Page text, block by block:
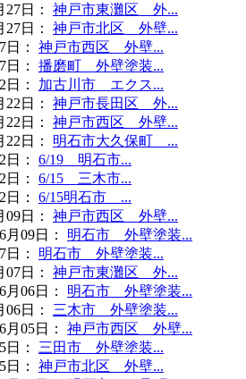
27日 ：
神戸市東灘区 外...
27日 ：
神戸市北区 外壁...
日 ：
神戸市西区 外壁...
日 ：
播磨町 外壁塗装...
日 ：
加古川市 エクス...
22日 ：
神戸市長田区 外...
22日 ：
神戸市西区 外壁...
22日 ：
明石市大久保町 ...
日 ：
6/19 明石市...
日 ：
6/15 三木市...
日 ：
6/15明石市 ...
09日 ：
神戸市西区 外壁...
月09日 ：
明石市 外壁塗装...
日 ：
明石市 外壁塗装...
07日 ：
神戸市東灘区 外...
月06日 ：
明石市 外壁塗装...
06日 ：
三木市 外壁塗装...
月05日 ：
神戸市西区 外壁...
日 ：
三田市 外壁塗装...
日 ：
神戸市北区 外壁...